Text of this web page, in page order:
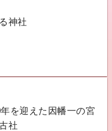
神社
を迎えた因幡一の宮
社